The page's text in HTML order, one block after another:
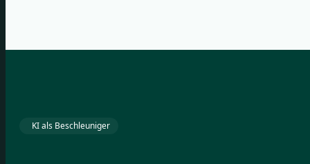
KI als Beschleuniger